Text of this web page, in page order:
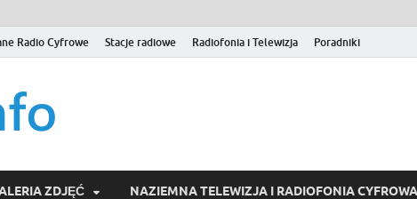
Radio Cyfrowe Stacje radiowe Radiofonia i Telewizja Poradniki
Wideo online, VOD
ZDJĘĆ NAZIEMNA TELEWIZJA I RADIOFONIA CYFROWA